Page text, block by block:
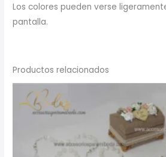
Los colores pueden verse
pantalla.
Productos relacionados